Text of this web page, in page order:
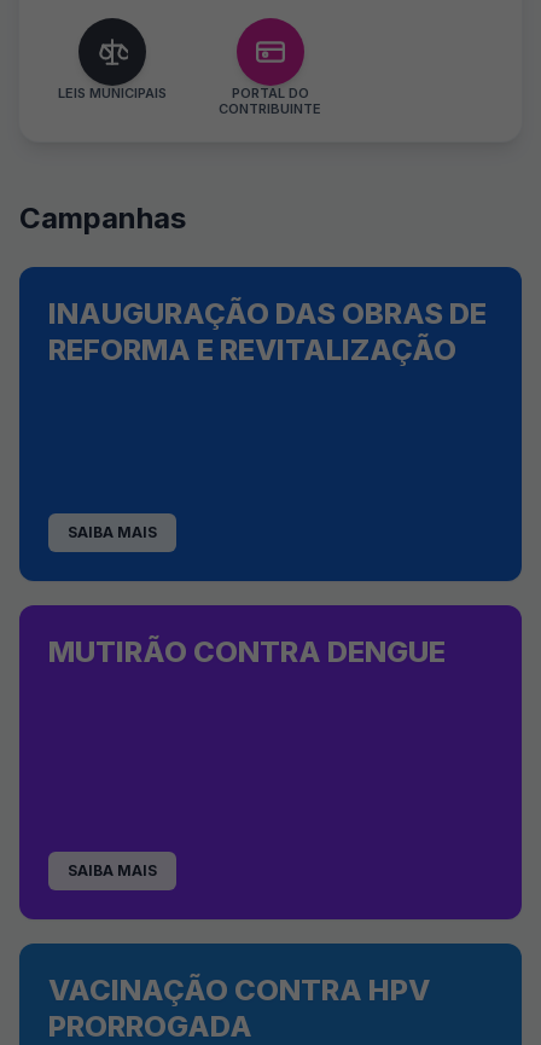
LEIS MUNICIPAIS
PORTAL DO
CONTRIBUINTE
Campanhas
INAUGURAÇÃO DAS OBRAS DE
REFORMA E REVITALIZAÇÃO
SAIBA MAIS
MUTIRÃO CONTRA DENGUE
SAIBA MAIS
VACINAÇÃO CONTRA HPV
PRORROGADA